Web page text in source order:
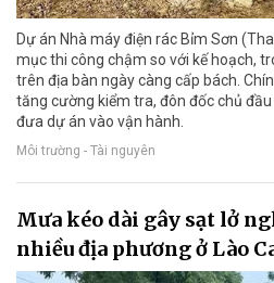
Dự án Nhà máy điện rác Bỉm Sơn
mục thi công chậm so với kế hoạch,
trên địa bàn ngày càng cấp bách.
tăng cường kiểm tra, đôn đốc chủ
đưa dự án vào vận hành.
Môi trường - Tài nguyên
Mưa kéo dài gây sạt lở
nhiều địa phương ở Lào